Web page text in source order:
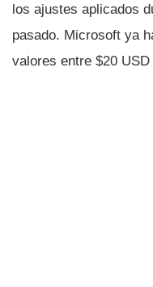
los ajustes aplicados
pasado. Microsoft ya
valores entre $20